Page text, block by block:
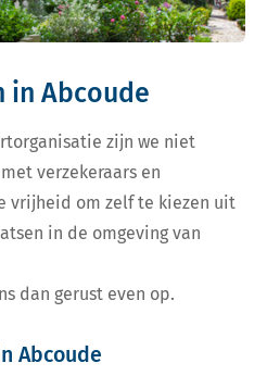
in Abcoude
zijn we niet
verzekeraars en
vrijheid om zelf te kiezen uit
in de omgeving van
dan gerust even op.
Abcoude